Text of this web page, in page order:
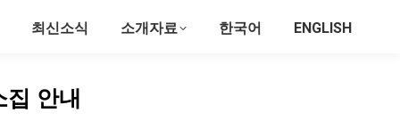
최신소식 소개자료 한국어 ENGLISH
안내